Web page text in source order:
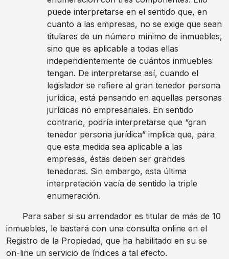
puede interpretarse en el sentido que, en
cuanto a las empresas, no se exige que sean
titulares de un número mínimo de inmuebles,
sino que es aplicable a todas ellas
independientemente de cuántos inmuebles
tengan. De interpretarse así, cuando el
legislador se refiere al gran tenedor persona
jurídica, está pensando en aquellas personas
jurídicas no empresariales. En sentido
contrario, podría interpretarse que “gran
tenedor persona jurídica” implica que, para
que esta medida sea aplicable a las
empresas, éstas deben ser grandes
tenedoras. Sin embargo, esta última
interpretación vacía de sentido la triple
enumeración.
Para saber si su arrendador es titular de más de 10
inmuebles, le bastará con una consulta online en el
Registro de la Propiedad, que ha habilitado en su se
on-line un servicio de índices a tal efecto.